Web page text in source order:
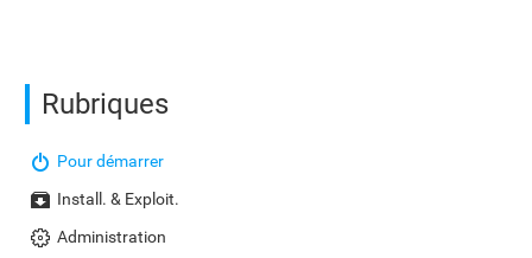
Rubriques
Pour démarrer
Install. & Exploit.
Administration